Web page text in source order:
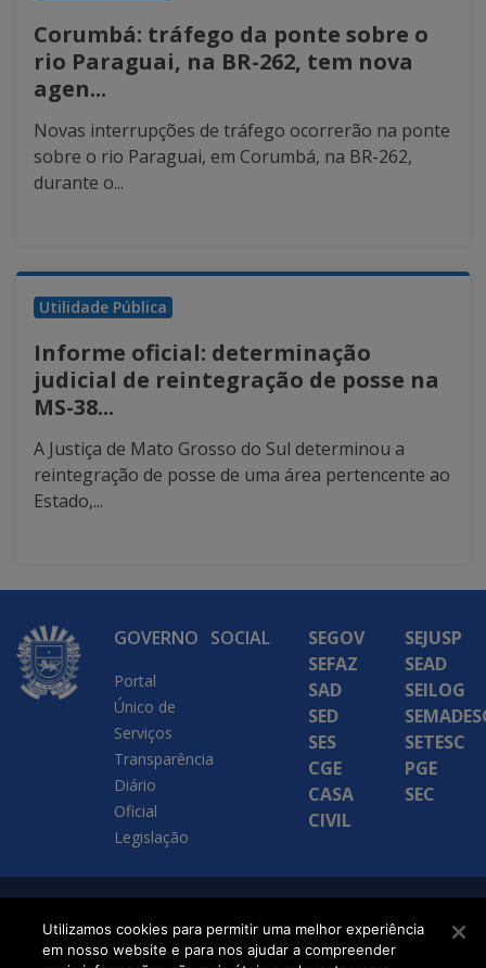
Corumbá: tráfego da ponte sobre o
rio Paraguai, na BR-262, tem nova
agen...
Novas interrupções de tráfego ocorrerão na ponte
sobre o rio Paraguai, em Corumbá, na BR-262,
durante o...
Utilidade Pública
Informe oficial: determinação
judicial de reintegração de posse na
MS-38...
A Justiça de Mato Grosso do Sul determinou a
reintegração de posse de uma área pertencente ao
Estado,...
GOVERNO
Portal
Único de
Serviços
Transparência
Diário
Oficial
Legislação
SOCIAL
SEGOV
SEFAZ
SAD
SED
SES
CGE
CASA
CIVIL
SEJUSP
SEAD
SEILOG
SETESC
PGE
SEC
SETDIG | Secretaria-
Executiva de
Utilizamos cookies para permitir uma melhor experiência
em nosso website e para nos ajudar a compreender